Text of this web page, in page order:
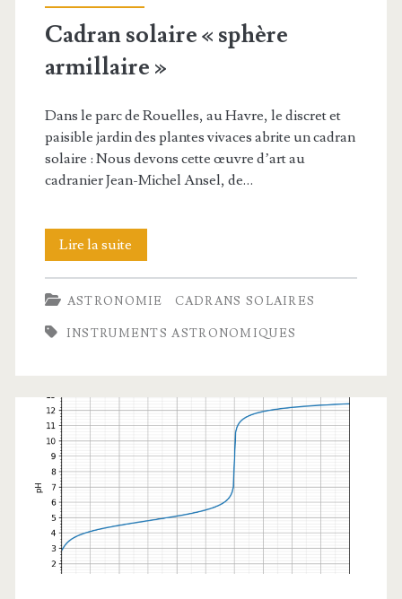
Cadran solaire « sphère
armillaire »
Dans le parc de Rouelles, au Havre, le discret et
paisible jardin des plantes vivaces abrite un cadran
solaire : Nous devons cette œuvre d’art au
cadranier Jean-Michel Ansel, de…
Lire la suite
solaire
« sphère
armillaire »
ASTRONOMIE CADRANS SOLAIRES
INSTRUMENTS ASTRONOMIQUES